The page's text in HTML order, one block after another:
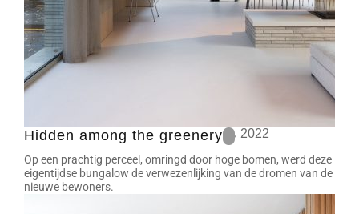
Hidden among the greenery 2022
Op een prachtig perceel, omringd door hoge bomen, werd deze
eigentijdse bungalow de verwezenlijking van de dromen van de
nieuwe bewoners.